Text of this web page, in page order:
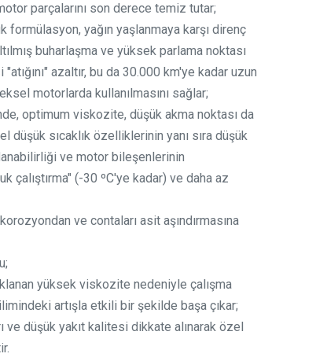
parçalarını son derece temiz tutar;
yağın yaşlanmaya karşı direnç
buharlaşma ve yüksek parlama noktası
azaltır, bu da 30.000 km'ye kadar uzun
motorlarda kullanılmasını sağlar;
optimum viskozite, düşük akma noktası da
düşük sıcaklık özelliklerinin yanı sıra düşük
ve motor bileşenlerinin
çalıştırma" (-30 ºC'ye kadar) ve daha az
ve contaları asit aşındırmasına
yüksek viskozite nedeniyle çalışma
artışla etkili bir şekilde başa çıkar;
ve düşük yakıt kalitesi dikkate alınarak özel